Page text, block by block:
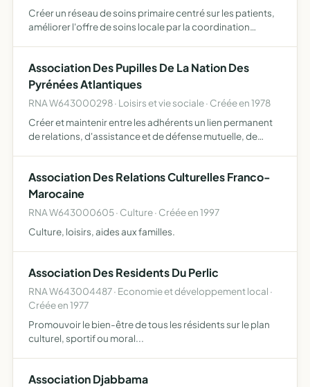
Créer un réseau de soins primaire centré sur les patients,
améliorer l'offre de soins locale par la coordination
Association Des Pupilles De La Nation Des
Pyrénées Atlantiques
RNA W643000298 · Loisirs et vie sociale · Créée en 1978
Créer et maintenir entre les adhérents un lien permanent
de relations, d'assistance et de défense mutuelle, de
Association Des Relations Culturelles Franco-
Marocaine
RNA W643000605 · Culture · Créée en 1997
Culture, loisirs, aides aux familles.
Association Des Residents Du Perlic
RNA W643004487 · Economie et développement local ·
Créée en 1977
Promouvoir le bien-être de tous les résidents sur le plan
culturel, sportif ou moral...
Association Djabbama